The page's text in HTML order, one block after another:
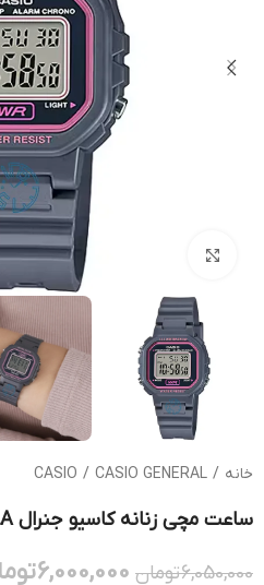
خانه /
CASIO / CASIO GENERAL
ساعت مچی زنانه کاسیو جنرال GENERAL LA-20WH-8A
6,050,000تومان 6,000,000